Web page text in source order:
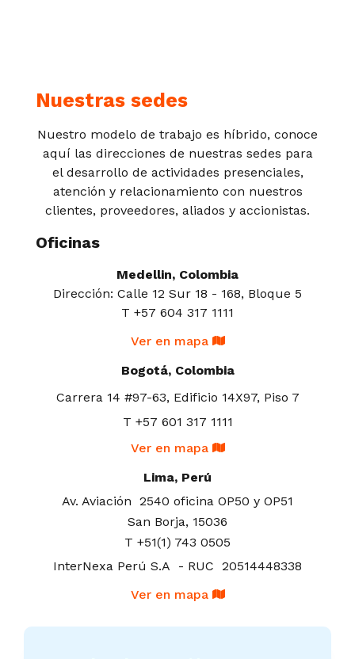
Nuestras sedes
Nuestro modelo de trabajo es híbrido, conoce
aquí las direcciones de nuestras sedes para
el desarrollo de actividades presenciales,
atención y relacionamiento con nuestros
clientes, proveedores, aliados y accionistas.
Oficinas
Medellin, Colombia
Dirección: Calle 12 Sur 18 - 168, Bloque 5
T +57 604 317 1111
Ver en mapa
Bogotá, Colombia
Carrera 14 #97-63, Edificio 14X97, Piso 7
T +57 601 317 1111
Ver en mapa
Lima, Perú
Av. Aviación 2540 oficina OP50 y OP51
San Borja, 15036
T +51(1) 743 0505
InterNexa Perú S.A - RUC 20514448338
Ver en mapa